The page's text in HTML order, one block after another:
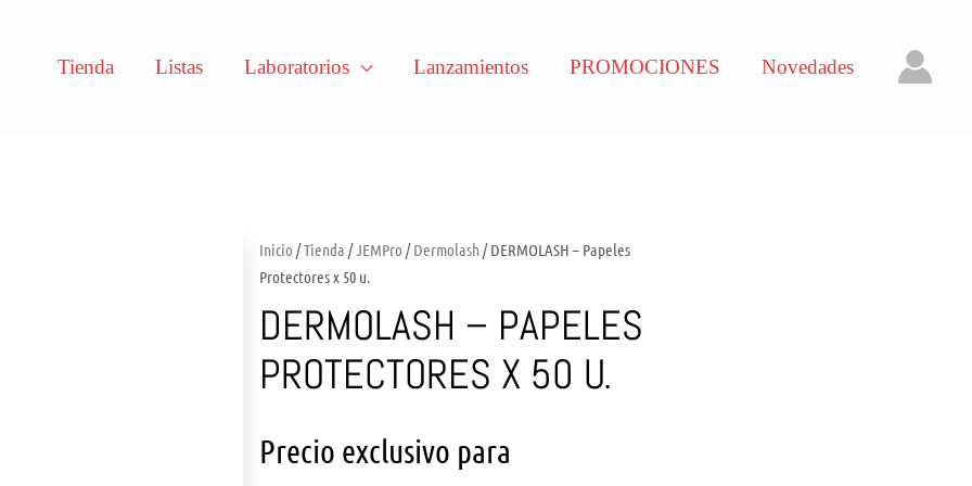
Tienda Listas Laboratorios Lanzamientos PROMOCIONES Novedades
Inicio /Tienda /JEMPro /Dermolash / DERMOLASH – Papeles
Protectores x 50 u.
DERMOLASH – PAPELES
PROTECTORES X 50 U.
Precio exclusivo para